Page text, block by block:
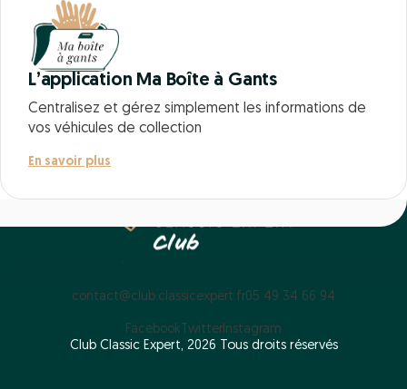
L’application Ma Boîte à Gants
Centralisez et gérez simplement les informations de
vos véhicules de collection
En savoir plus
contact@club.classicexpert.fr05 49 34 66 94
Facebook TwitterInstagram
Club Classic Expert, 2026 Tous droits réservés